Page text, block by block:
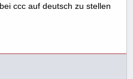
ccc auf deutsch zu stellen